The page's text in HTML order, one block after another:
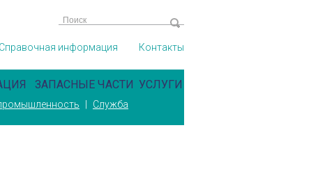
Справочная информация Контакты
ЗАПАСНЫЕ ЧАСТИ УСЛУГИ
Служба